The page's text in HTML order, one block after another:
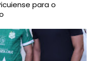
para o